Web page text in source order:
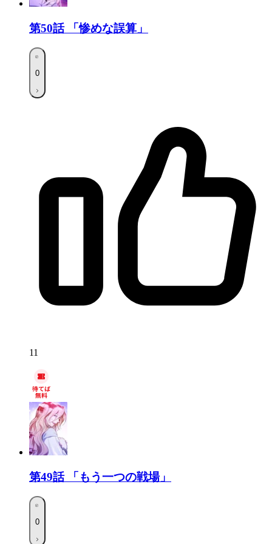
第50話 「惨めな誤算」
0
11
第49話 「もう一つの戦場」
0